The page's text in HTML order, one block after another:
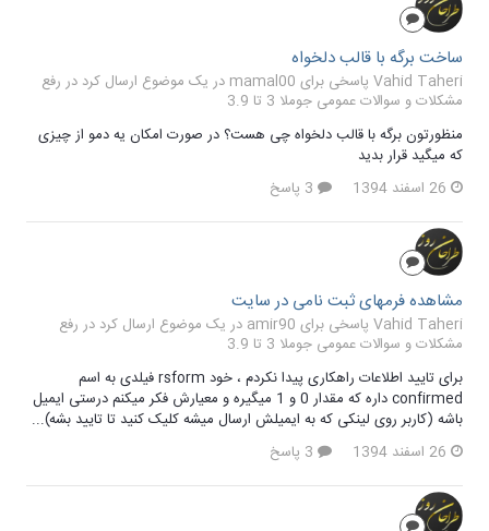
ساخت برگه با قالب دلخواه
Vahid Taheri پاسخی برای mamal00 در یک موضوع ارسال کرد در
رفع
مشکلات و سوالات عمومی جوملا 3 تا 3.9
منظورتون برگه با قالب دلخواه چی هست؟ در صورت امکان یه دمو از چیزی
که میگید قرار بدید
26 اسفند 1394
مشاهده فرمهای ثبت نامی در سایت
Vahid Taheri پاسخی برای amir90 در یک موضوع ارسال کرد در
رفع
مشکلات و سوالات عمومی جوملا 3 تا 3.9
برای تایید اطلاعات راهکاری پیدا نکردم ، خود rsform فیلدی به اسم
confirmed داره که مقدار 0 و 1 میگیره و معیارش فکر میکنم درستی ایمیل
باشه (کاربر روی لینکی که به ایمیلش ارسال میشه کلیک کنید تا تایید بشه)...
26 اسفند 1394